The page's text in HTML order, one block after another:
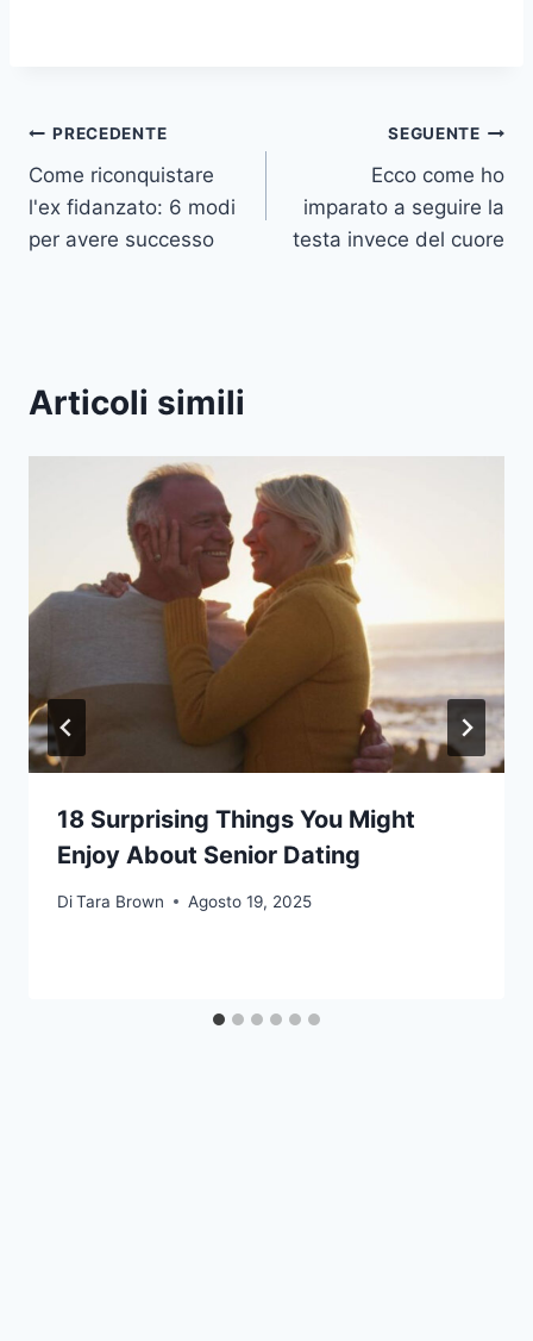
Navigazione
articoli
PRECEDENTE
Come riconquistare
l'ex fidanzato: 6 modi
per avere successo
SEGUENTE
Ecco come ho
imparato a seguire la
testa invece del cuore
Articoli simili
18 Surprising Things You Might
Enjoy About Senior Dating
DiTara Brown Agosto 19, 2025